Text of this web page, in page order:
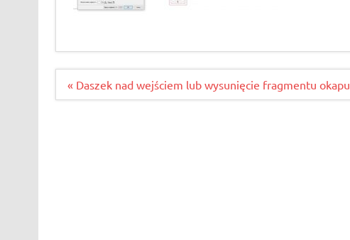
Nawigacja
« Daszek nad wejściem lub wysunięcie fragmentu okapu